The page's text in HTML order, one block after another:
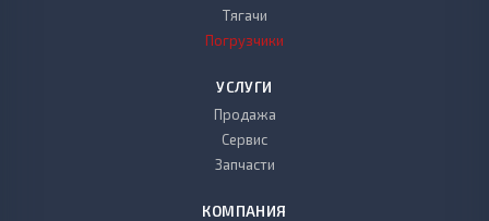
Тягачи
Погрузчики
УСЛУГИ
Продажа
Сервис
Запчасти
КОМПАНИЯ